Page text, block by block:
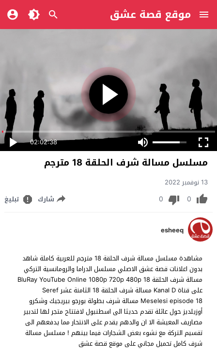
موقع قصة عشق
02:02:38
مسلسل مسالة شرف الحلقة 18 مترجم
13 نوفمبر 2022
0
0 شارك تبليغ
esheeq
مشاهدة مسلسل مسالة شرف الحلقة 18 مترجم للعربية كاملة شاهد
بدون اعلانات قصة عشق الاصلي مسلسل الدراما والرومانسية التركي
مسالة شرف الحلقة 18 BluRay YouTube Online 1080p 720p 480p
على قناة Kanal D مسالة شرف الحلقة 18 الثامنة عشر Seref
Meselesi episode 18 مسالة شرف بطولة بورجو بيريجيك وشكرو
أوزيلديز حول عائلة تقدم حديثا الى اسطنبول لافتتاح متجر لها لتدبير
مصاريف المعيشة الا ان والدهم يقدم على الانتحار مما يدفعهم الى
تقسيم التركة مع نشوء بعض الشجارات فيما بينهم ! مسلسل مسالة
شرف كامل تحميل مجاني على موقع قصة عشق